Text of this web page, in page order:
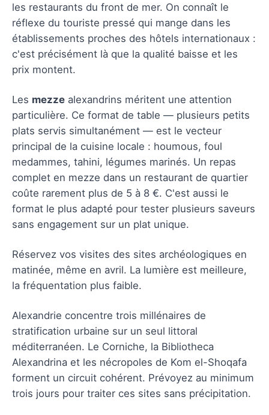
les restaurants du front de mer. On connaît le
réflexe du touriste pressé qui mange dans les
établissements proches des hôtels internationaux :
c'est précisément là que la qualité baisse et les
prix montent.
Les mezze alexandrins méritent une attention
particulière. Ce format de table — plusieurs petits
plats servis simultanément — est le vecteur
principal de la cuisine locale : houmous, foul
medammes, tahini, légumes marinés. Un repas
complet en mezze dans un restaurant de quartier
coûte rarement plus de 5 à 8 €. C'est aussi le
format le plus adapté pour tester plusieurs saveurs
sans engagement sur un plat unique.
Réservez vos visites des sites archéologiques en
matinée, même en avril. La lumière est meilleure,
la fréquentation plus faible.
Alexandrie concentre trois millénaires de
stratification urbaine sur un seul littoral
méditerranéen. Le Corniche, la Bibliotheca
Alexandrina et les nécropoles de Kom el-Shoqafa
forment un circuit cohérent. Prévoyez au minimum
trois jours pour traiter ces sites sans précipitation.